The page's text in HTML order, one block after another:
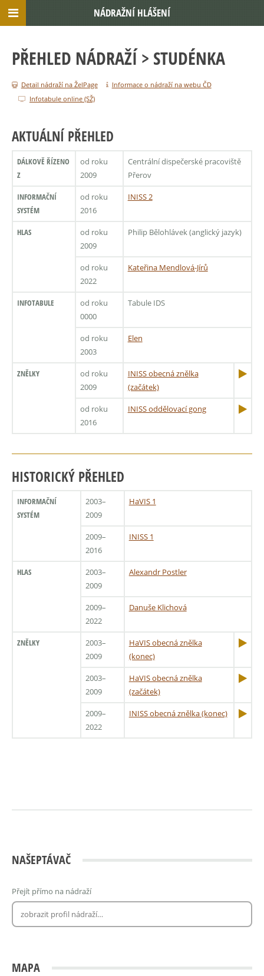
PŘEHLED NÁDRAŽÍ > STUDÉNKA
Detail nádraží na ŽelPage
Informace o nádraží na webu ČD
Infotabule online (SŽ)
AKTUÁLNÍ PŘEHLED
DÁLKOVĚ ŘÍZENO
Z
od roku
2009
Centrální dispečerské pracoviště
Přerov
INFORMAČNÍ
SYSTÉM
od roku
2016
INISS 2
HLAS
od roku
2009
Philip Bělohlávek (anglický jazyk)
od roku
2022
Kateřina Mendlová-Jírů
INFOTABULE
od roku
0000
Tabule IDS
od roku
2003
Elen
ZNĚLKY
od roku
2009
INISS obecná znělka
(začátek)
od roku
2016
INISS oddělovací gong
HISTORICKÝ PŘEHLED
INFORMAČNÍ
SYSTÉM
2003–
2009
HaVIS 1
2009–
2016
INISS 1
HLAS
2003–
2009
Alexandr Postler
2009–
2022
Danuše Klichová
ZNĚLKY
2003–
2009
HaVIS obecná znělka
(konec)
2003–
2009
HaVIS obecná znělka
(začátek)
2009–
2022
INISS obecná znělka (konec)
NAŠEPTÁVAČ
Přejít přímo na nádraží
MAPA
NÁDRAŽNÍ HLÁŠENÍ